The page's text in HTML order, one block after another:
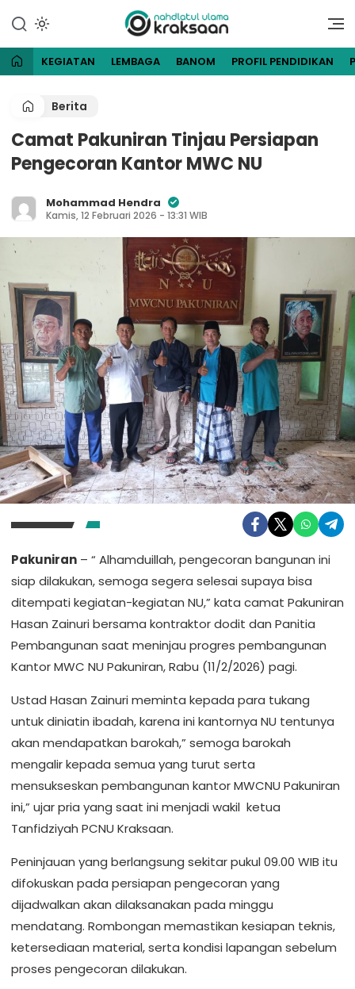
konten
NU Kraksaan
Website Resmi Pengurus
Kraksaan
KEGIATAN LEMBAGA BANOM PROFIL PENDIDIKAN
Berita
Camat Pakuniran Tinjau Persiapan
Pengecoran Kantor MWC NU
Mohammad Hendra
Kamis, 12 Februari 2026 - 13:31 WIB
Pakuniran – “ Alhamduillah, pengecoran bangunan ini
siap dilakukan, semoga segera selesai supaya bisa
ditempati kegiatan-kegiatan NU,” kata camat Pakuniran
Hasan Zainuri bersama kontraktor dodit dan Panitia
Pembangunan saat meninjau progres pembangunan
Kantor MWC NU Pakuniran, Rabu (11/2/2026) pagi.
Ustad Hasan Zainuri meminta kepada para tukang
untuk diniatin ibadah, karena ini kantornya NU tentunya
akan mendapatkan barokah,” semoga barokah
mengalir kepada semua yang turut serta
mensukseskan pembangunan kantor MWCNU Pakuniran
ini,” ujar pria yang saat ini menjadi wakil ketua
Tanfidziyah PCNU Kraksaan.
Peninjauan yang berlangsung sekitar pukul 09.00 WIB itu
difokuskan pada persiapan pengecoran yang
dijadwalkan akan dilaksanakan pada minggu
mendatang. Rombongan memastikan kesiapan teknis,
ketersediaan material, serta kondisi lapangan sebelum
proses pengecoran dilakukan.